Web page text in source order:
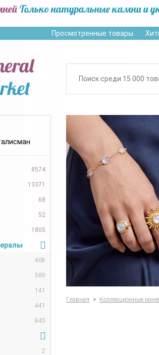
Только натуральные камни и
Просмотренные товары
8574
13371
68
52
1805
468
569
141
441
845
2
Главная > Коллекционные